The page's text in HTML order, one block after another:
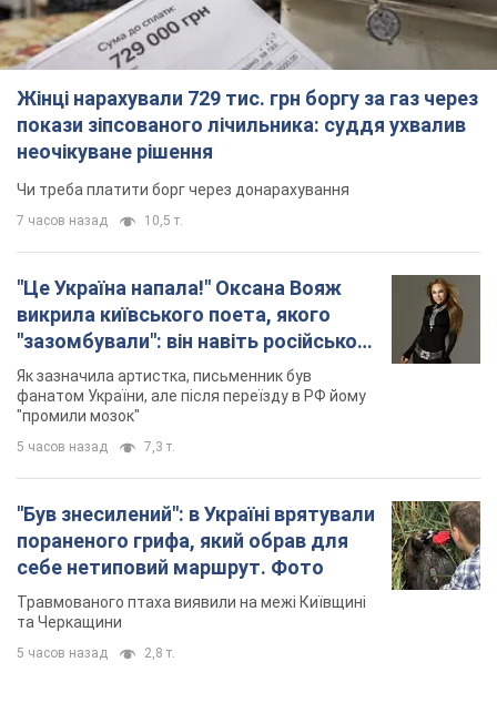
"Був знесилений": в Україні врятували
пораненого грифа, який обрав для
себе нетиповий маршрут. Фото
Травмованого птаха виявили на межі Київщині
та Черкащини
5 часов назад 2,8 т.
TOP NEWS